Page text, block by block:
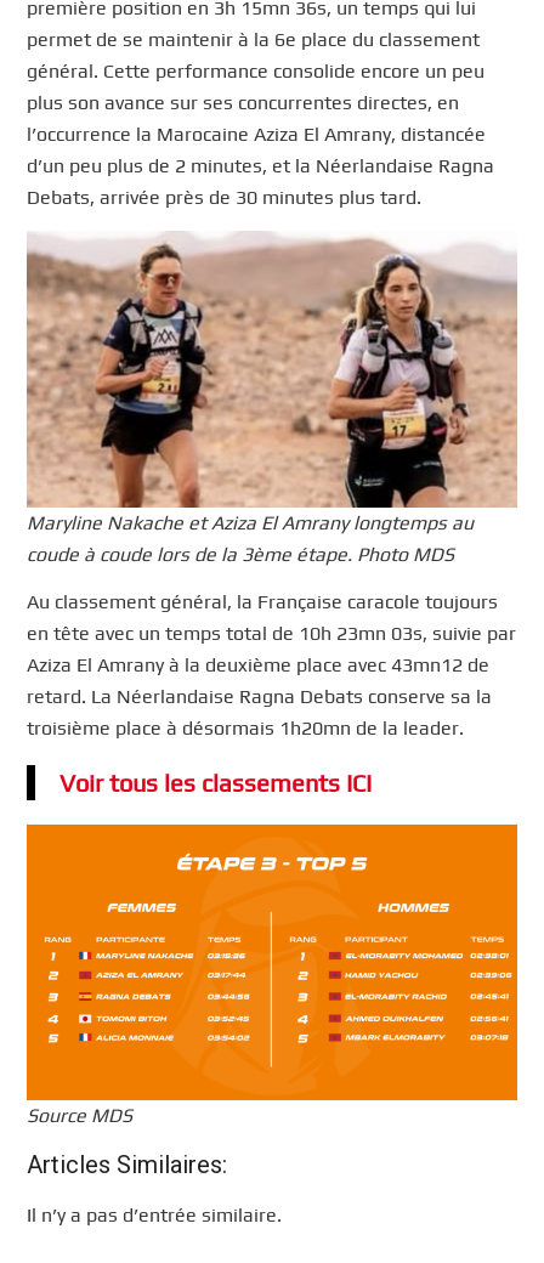
première position en 3h 15mn 36s, un temps qui lui
permet de se maintenir à la 6e place du classement
général. Cette performance consolide encore un peu
plus son avance sur ses concurrentes directes, en
l’occurrence la Marocaine Aziza El Amrany, distancée
d’un peu plus de 2 minutes, et la Néerlandaise Ragna
Debats, arrivée près de 30 minutes plus tard.
Maryline Nakache et Aziza El Amrany longtemps au
coude à coude lors de la 3ème étape. Photo MDS
Au classement général, la Française caracole toujours
en tête avec un temps total de 10h 23mn 03s, suivie par
Aziza El Amrany à la deuxième place avec 43mn12 de
retard. La Néerlandaise Ragna Debats conserve sa la
troisième place à désormais 1h20mn de la leader.
Voir tous les classements ICI
Source MDS
Articles Similaires:
Il n’y a pas d’entrée similaire.